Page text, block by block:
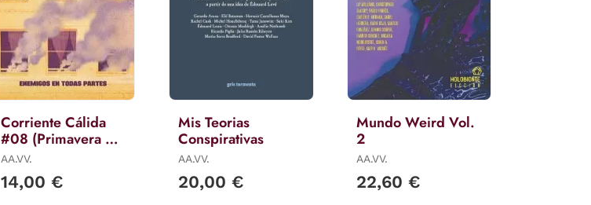
Corriente Cálida
#08 (Primavera de
2026)
AA.VV.
14,00 €
Mis Teorias
Conspirativas
AA.VV.
20,00 €
Mundo Weird Vol.
2
AA.VV.
22,60 €